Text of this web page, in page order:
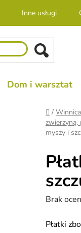
Inne usługi
Dom i warsztat
Home
/
zwierzyną,
myszy i
Średnia
produktu
Brak
Płatki